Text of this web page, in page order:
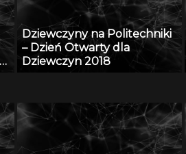
Dziewczyny na Politechniki
– Dzień Otwarty dla
Dziewczyn 2018